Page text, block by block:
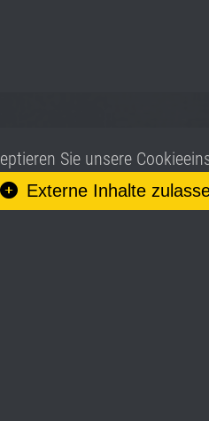
Sie unsere
Externe Inhalte